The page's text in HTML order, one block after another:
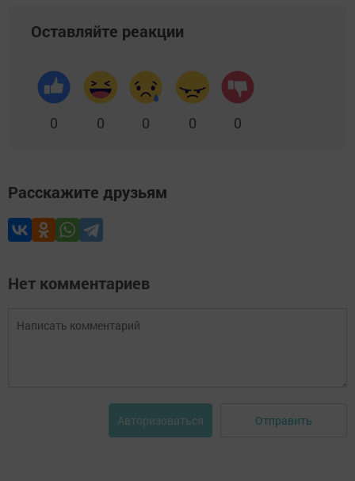
Оставляйте реакции
0 0 0 0 0
Расскажите друзьям
Нет комментариев
Авторизоваться Отправить